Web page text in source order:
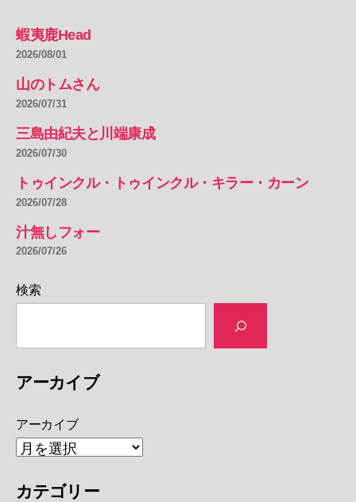
蝦夷鹿Head
2026/08/01
山のトムさん
2026/07/31
三島由紀夫と川端康成
2026/07/30
トゥインクル・トゥインクル・キラー・カーン
2026/07/28
汁無しフォー
2026/07/26
検索
アーカイブ
アーカイブ
カテゴリー